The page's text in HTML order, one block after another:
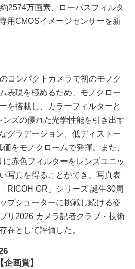
2574万画素、ローパスフィルタ
用CMOSイメージセンサーを新
コンパクトカメラで初のモノク
表現を極めるため、モノクロー
を搭載し、カラーフィルターと
ズの優れた光学性能を引き出す
グラデーション、低ディストー
をモノクロームで発揮。また、
⾚⾊フィルターをレンズユニッ
写真を得ることができ、写真表
RICOH GR」シリーズ 誕⽣30周
プシューターに挑戦し続ける姿
リ2026 カメラ記者クラブ・技術
在として評価した。
画賞】